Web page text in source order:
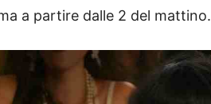
a partire dalle 2 del mattino.